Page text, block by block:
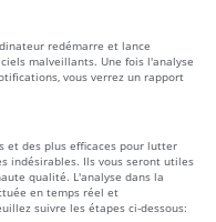
redémarre et lance
malveillants. Une fois l'analyse
vous verrez un rapport
et des plus efficaces pour lutter
indésirables. Ils vous seront utiles
qualité. L'analyse dans la
en temps réel et
suivre les étapes ci-dessous: